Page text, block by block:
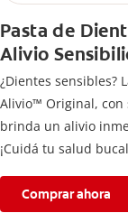
Pasta de
Alivio
¿Dientes sensibles?
Alivio™ Original, con
brinda un alivio
¡Cuidá tu salud
la crema de dientes
Comprar ahora